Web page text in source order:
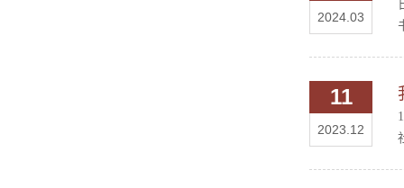
2024.03
11
2023.12